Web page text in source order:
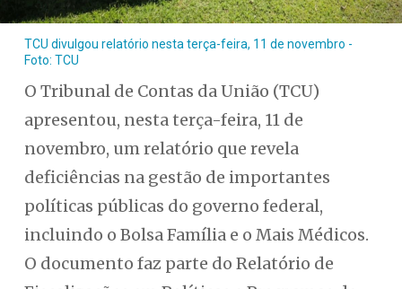
TCU divulgou relatório nesta terça-feira, 11 de novembro -
Foto: TCU
O Tribunal de Contas da União (TCU)
apresentou, nesta terça-feira, 11 de
novembro, um relatório que revela
deficiências na gestão de importantes
políticas públicas do governo federal,
incluindo o Bolsa Família e o Mais Médicos.
O documento faz parte do Relatório de